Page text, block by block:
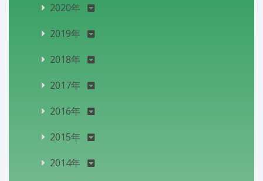
2020年
2019年
2018年
2017年
2016年
2015年
2014年